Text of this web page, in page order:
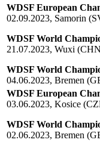
WDSF European
02.09.2023, Samorin
WDSF World
21.07.2023, Wuxi
WDSF World
04.06.2023, Bremen
WDSF European
03.06.2023, Kosice
WDSF World
02.06.2023, Bremen